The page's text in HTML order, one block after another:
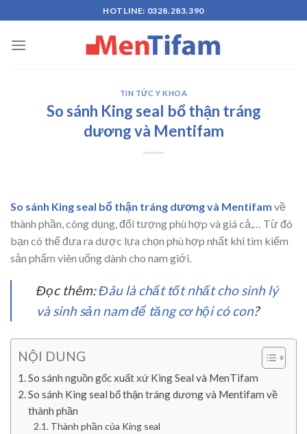
to
content
HOTLINE: 0328.283.390
TIN TỨC Y KHOA
So sánh King seal bổ thận tráng
dương và Mentifam
So sánh King seal bổ thận tráng dương và Mentifam về
thành phần, công dụng, đối tượng phù hợp và giá cả,… Từ đó
bạn có thể đưa ra dược lựa chọn phù hợp nhất khi tìm kiếm
sản phẩm viên uống dành cho nam giới.
Đọc thêm:Đâu là chất tốt nhất cho sinh lý
và sinh sản nam để tăng cơ hội có con?
NỘI DUNG
So sánh nguồn gốc xuất xứ King Seal và MenTifam
So sánh King seal bổ thận tráng dương và Mentifam về
thành phần
Thành phần của King seal